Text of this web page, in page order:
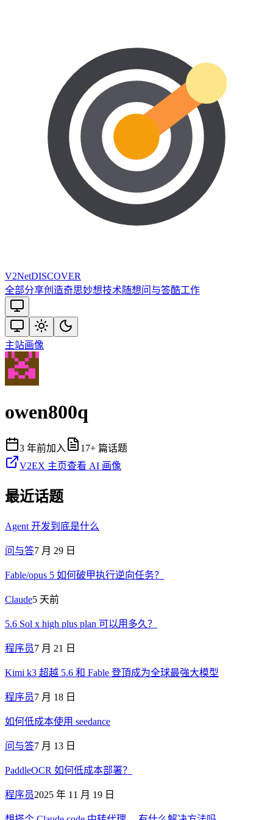
V2NetDISCOVER
全部分享创造奇思妙想技术随想问与答酷工作
主站画像
owen800q
3 年前加入 17+ 篇话题
V2EX 主页查看 AI 画像
最近话题
Agent 开发到底是什么
问与答7 月 29 日
Fable/opus 5 如何破甲执行逆向任务？
Claude5 天前
5.6 Sol x high plus plan 可以用多久？
程序员7 月 21 日
Kimi k3 超越 5.6 和 Fable 登頂成为全球最強大模型
程序员7 月 18 日
如何低成本使用 seedance
问与答7 月 13 日
PaddleOCR 如何低成本部署？
程序员2025 年 11 月 19 日